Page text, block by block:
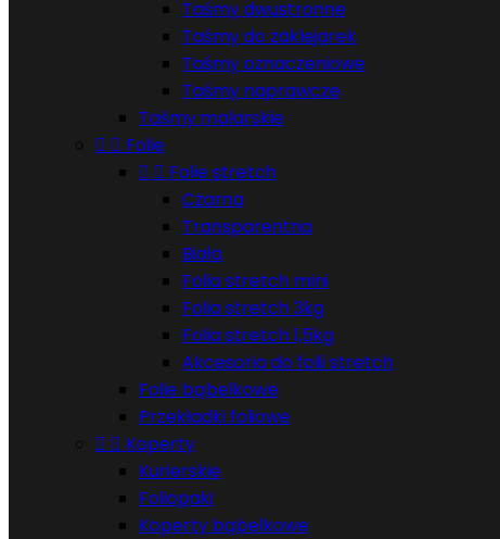
Taśmy dwustronne
Taśmy do zaklejarek
Taśmy oznaczeniowe
Taśmy naprawcze
Taśmy malarskie
  Folie
  Folie stretch
Czarna
Transparentna
Biała
Folia stretch mini
Folia stretch 3kg
Folia stretch 1,5kg
Akcesoria do folii stretch
Folie bąbelkowe
Przekładki foliowe
  Koperty
Kurierskie
Foliopaki
Koperty bąbelkowe